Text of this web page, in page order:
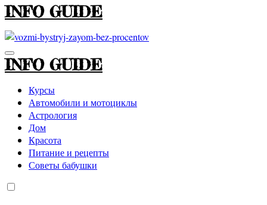
INFO GUIDE
INFO GUIDE
Курсы
Автомобили и мотоциклы
Астрология
Дом
Красота
Питание и рецепты
Советы бабушки